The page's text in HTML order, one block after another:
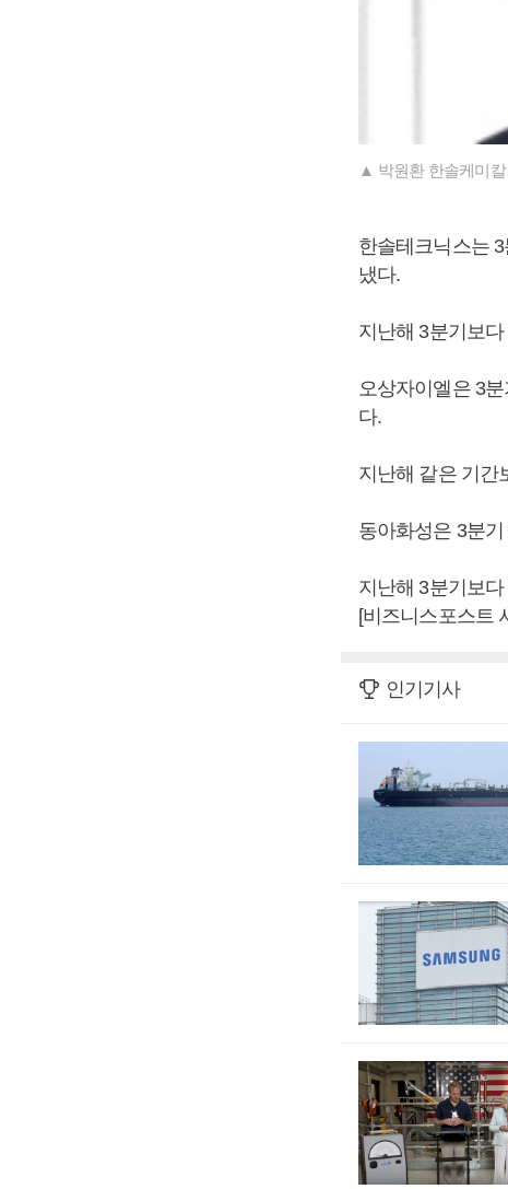
▲ 박원환 한솔케미
한솔테크닉스는
냈다.
지난해 3분기보
오상자이엘은 3
다.
지난해 같은 기간
동아화성은 3분
지난해 3분기보
[비즈니스포스트
인기기사